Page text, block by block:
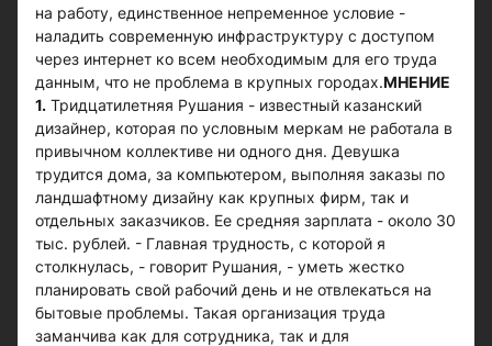
на работу, единственное непременное условие -
наладить современную инфраструктуру с доступом
через интернет ко всем необходимым для его труда
данным, что не проблема в крупных городах.МНЕНИЕ
1. Тридцатилетняя Рушания - известный казанский
дизайнер, которая по условным меркам не работала в
привычном коллективе ни одного дня. Девушка
трудится дома, за компьютером, выполняя заказы по
ландшафтному дизайну как крупных фирм, так и
отдельных заказчиков. Ее средняя зарплата - около 30
тыс. рублей. - Главная трудность, с которой я
столкнулась, - говорит Рушания, - уметь жестко
планировать свой рабочий день и не отвлекаться на
бытовые проблемы. Такая организация труда
заманчива как для сотрудника, так и для